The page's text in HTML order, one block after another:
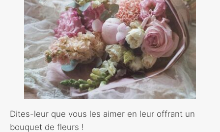
Dites-leur que vous les aimer en leur offrant un
bouquet de fleurs !